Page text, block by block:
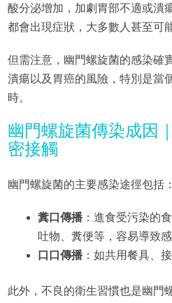
酸分泌增加，加劇胃部不適或潰
都會出現症狀，大多數人甚至可
但需注意，幽門螺旋菌的感染確
潰瘍以及胃癌的風險，特別是當
時。
幽門螺旋菌傳染成因
密接觸
幽門螺旋菌的主要感染途徑包括：
糞口傳播：進食受污染的
吐物、糞便等，容易導致感
口口傳播：如共用餐具、
此外，不良的衛生習慣也是幽門